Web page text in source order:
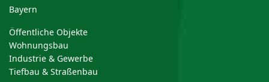
Bayern
Öffentliche Objekte
Wohnungsbau
Industrie & Gewerbe
Tiefbau & Straßenbau